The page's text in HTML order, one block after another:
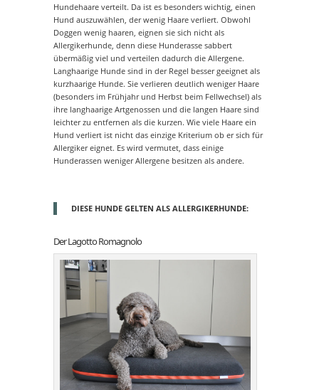
Hundehaare verteilt. Da ist es besonders wichtig, einen
Hund auszuwählen, der wenig Haare verliert. Obwohl
Doggen wenig haaren, eignen sie sich nicht als
Allergikerhunde, denn diese Hunderasse sabbert
übermäßig viel und verteilen dadurch die Allergene.
Langhaarige Hunde sind in der Regel besser geeignet als
kurzhaarige Hunde. Sie verlieren deutlich weniger Haare
(besonders im Frühjahr und Herbst beim Fellwechsel) als
ihre langhaarige Artgenossen und die langen Haare sind
leichter zu entfernen als die kurzen. Wie viele Haare ein
Hund verliert ist nicht das einzige Kriterium ob er sich für
Allergiker eignet. Es wird vermutet, dass einige
Hunderassen weniger Allergene besitzen als andere.
DIESE HUNDE GELTEN ALS ALLERGIKERHUNDE:
Der Lagotto Romagnolo